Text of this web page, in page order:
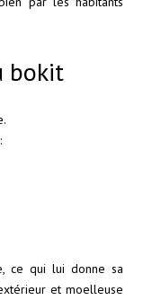
bokit
ce qui lui donne sa
et moelleuse